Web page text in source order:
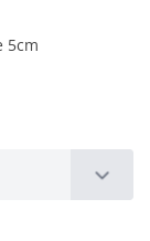
5cm